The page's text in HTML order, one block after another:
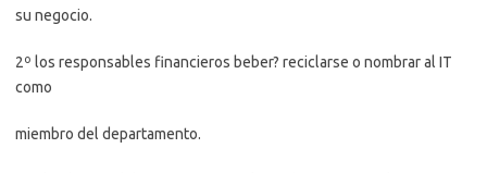
su negocio.
2º los responsables financieros beber? reciclarse o nombrar al IT
como
miembro del departamento.